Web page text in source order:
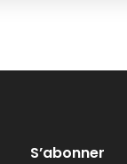
S’abonner